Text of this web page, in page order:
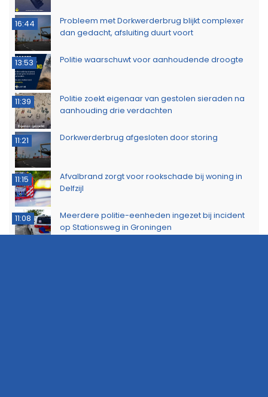
16:44
Probleem met Dorkwerderbrug blijkt complexer
dan gedacht, afsluiting duurt voort
13:53 Politie waarschuwt voor aanhoudende droogte
11:39
Politie zoekt eigenaar van gestolen sieraden na
aanhouding drie verdachten
11:21 Dorkwerderbrug afgesloten door storing
11:15
Afvalbrand zorgt voor rookschade bij woning in
Delfzijl
11:08
Meerdere politie-eenheden ingezet bij incident
op Stationsweg in Groningen